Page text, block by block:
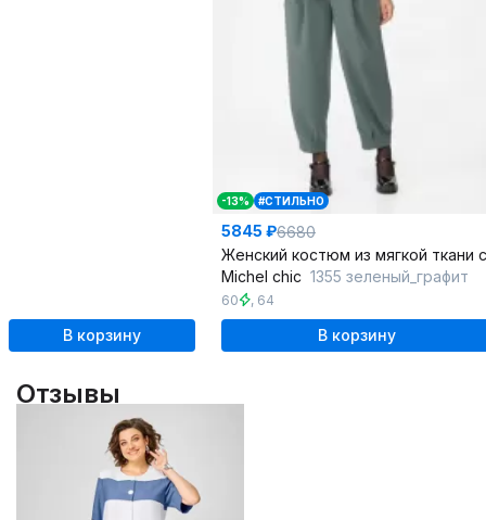
В корзину
-13% #СТИЛЬНО
5845 ₽6680
Michel chic 1355 зеленый_графит
60 , 64
В корзину
Отзывы